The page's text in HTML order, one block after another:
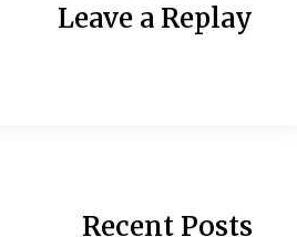
Leave a Replay
Recent Posts